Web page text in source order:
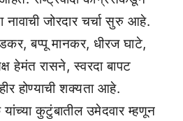
नावाची जोरदार चर्चा सुरु आहे.
बप्पू मानकर, धीरज घाटे,
हेमंत रासने, स्वरदा बापट
होण्याची शक्यता आहे.
कुटुंबातील उमेदवार म्हणून